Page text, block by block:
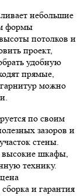
небольшие
формы
потолков и
проект,
удобную
прямые,
можно
по своим
зазоров и
стены.
высокие шкафы,
технику.
и гарантия